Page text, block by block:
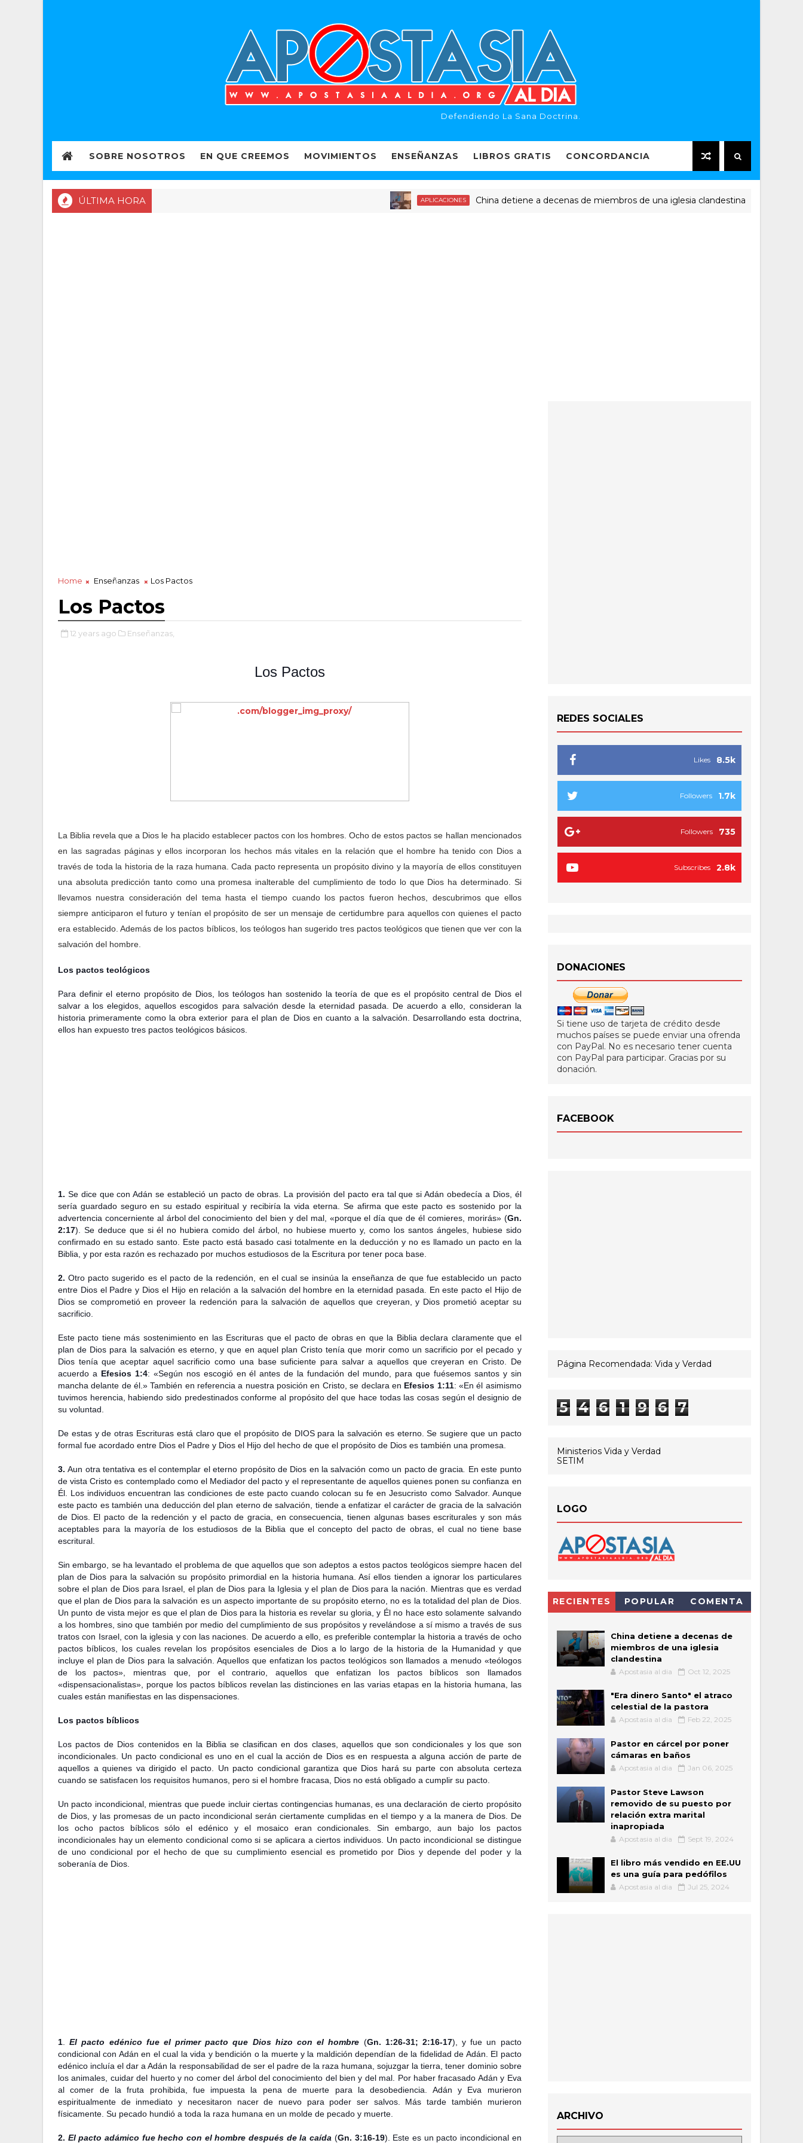
Defendiendo La Sana Doctrina.
SOBRE NOSOTROS EN QUE CREEMOS MOVIMIENTOS ENSEÑANZAS LIBROS GRATIS CONCORDANCIA
ÚLTIMA HORA APLICACIONES China detiene a decenas de miembros de una iglesia clandestina
Home Enseñanzas Los Pactos
Los Pactos
12 years ago Enseñanzas,
Los Pactos
La Biblia revela que a Dios le ha placido establecer pactos con los hombres. Ocho de estos pactos se hallan mencionados
en las sagradas páginas y ellos incorporan los hechos más vitales en la relación que el hombre ha tenido con Dios a
través de toda la historia de la raza humana. Cada pacto representa un propósito divino y la mayoría de ellos constituyen
una absoluta predicción tanto como una promesa inalterable del cumplimiento de todo lo que Dios ha determinado. Si
llevamos nuestra consideración del tema hasta el tiempo cuando los pactos fueron hechos, descubrimos que ellos
siempre anticiparon el futuro y tenían el propósito de ser un mensaje de certidumbre para aquellos con quienes el pacto
era establecido. Además de los pactos bíblicos, los teólogos han sugerido tres pactos teológicos que tienen que ver con la
salvación del hombre.
Los pactos teológicos
Para definir el eterno propósito de Dios, los teólogos han sostenido la teoría de que es el propósito central de Dios el
salvar a los elegidos, aquellos escogidos para salvación desde la eternidad pasada. De acuerdo a ello, consideran la
historia primeramente como la obra exterior para el plan de Dios en cuanto a la salvación. Desarrollando esta doctrina,
ellos han expuesto tres pactos teológicos básicos.
1. Se dice que con Adán se estableció un pacto de obras.
La provisión del pacto era tal que si Adán obedecía a Dios, él
sería guardado seguro en su estado espiritual y recibiría la vida eterna. Se afirma que este pacto es sostenido por la
advertencia concerniente al árbol del conocimiento del bien y del mal, «porque el día que de él comieres, morirás» (Gn.
2:17). Se deduce que si él no hubiera comido del árbol, no hubiese muerto y, como los santos ángeles, hubiese sido
confirmado en su estado santo. Este pacto está basado casi totalmente en la deducción y no es llamado un pacto en la
Biblia, y por esta razón es rechazado por muchos estudiosos de la Escritura por tener poca base.
2. Otro pacto sugerido es el pacto de la redención, en el cual se insinúa la enseñanza de que fue establecido un pacto
entre Dios el Padre y Dios el Hijo en relación a la salvación del hombre en la eternidad pasada.
En este pacto el Hijo de
Dios se comprometió en proveer la redención para la salvación de aquellos que creyeran, y Dios prometió aceptar su
sacrificio.
Este pacto tiene más sostenimiento en las Escrituras que el pacto de obras en que la Biblia declara claramente que el
plan de Dios para la salvación es eterno, y que en aquel plan Cristo tenía que morir como un sacrificio por el pecado y
Dios tenía que aceptar aquel sacrificio como una base suficiente para salvar a aquellos que creyeran en Cristo. De
acuerdo a Efesios 1:4: «Según nos escogió en él antes de la fundación del mundo, para que fuésemos santos y sin
mancha delante de él.» También en referencia a nuestra posición en Cristo, se declara en Efesios 1:11: «En él asimismo
tuvimos herencia, habiendo sido predestinados conforme al propósito del que hace todas las cosas según el designio de
su voluntad.
De estas y de otras Escrituras está claro que el propósito de DIOS para la salvación es eterno. Se sugiere que un pacto
formal fue acordado entre Dios el Padre y Dios el Hijo del hecho de que el propósito de Dios es también una promesa.
3. Aun otra tentativa es el contemplar el eterno propósito de Dios en la salvación como un pacto de gracia
En este punto
de vista Cristo es contemplado como el Mediador del pacto y el representante de aquellos quienes ponen su confianza en
Él. Los individuos encuentran las condiciones de este pacto cuando colocan su fe en Jesucristo como Salvador. Aunque
este pacto es también una deducción del plan eterno de salvación, tiende a enfatizar el carácter de gracia de la salvación
de Dios. El pacto de la redención y el pacto de gracia, en consecuencia, tienen algunas bases escriturales y son más
aceptables para la mayoría de los estudiosos de la Biblia que el concepto del pacto de obras, el cual no tiene base
escritural.
Sin embargo, se ha levantado el problema de que aquellos que son adeptos a estos pactos teológicos siempre hacen del
plan de Dios para la salvación su propósito primordial en la historia humana. Así ellos tienden a ignorar los particulares
sobre el plan de Dios para Israel, el plan de Dios para la Iglesia y el plan de Dios para la nación. Mientras que es verdad
que el plan de Dios para la salvación es un aspecto importante de su propósito eterno, no es la totalidad del plan de Dios.
Un punto de vista mejor es que el plan de Dios para la historia es revelar su gloria, y Él no hace esto solamente salvando
a los hombres, sino que también por medio del cumplimiento de sus propósitos y revelándose a sí mismo a través de sus
tratos con Israel, con la iglesia y con las naciones. De acuerdo a ello, es preferible contemplar la historia a través de ocho
pactos bíblicos, los cuales revelan los propósitos esenciales de Dios a lo largo de la historia de la Humanidad y que
incluye el plan de Dios para la salvación. Aquellos que enfatizan los pactos teológicos son llamados a menudo «teólogos
de los pactos», mientras que, por el contrario, aquellos que enfatizan los pactos bíblicos son llamados
«dispensacionalistas», porque los pactos bíblicos revelan las distinciones en las varias etapas en la historia humana, las
cuales están manifiestas en las dispensaciones.
Los pactos bíblicos
Los pactos de Dios contenidos en la Biblia se clasifican en dos clases, aquellos que son condicionales y los que son
incondicionales. Un pacto condicional es uno en el cual la acción de Dios es en respuesta a alguna acción de parte de
aquellos a quienes va dirigido el pacto. Un pacto condicional garantiza que Dios hará su parte con absoluta certeza
cuando se satisfacen los requisitos humanos, pero si el hombre fracasa, Dios no está obligado a cumplir su pacto.
Un pacto incondicional, mientras que puede incluir ciertas contingencias humanas, es una declaración de cierto propósito
de Dios, y las promesas de un pacto incondicional serán ciertamente cumplidas en el tiempo y a la manera de Dios. De
los ocho pactos bíblicos sólo el edénico y el mosaico eran condicionales. Sin embargo, aun bajo los pactos
incondicionales hay un elemento condicional como si se aplicara a ciertos individuos. Un pacto incondicional se distingue
de uno condicional por el hecho de que su cumplimiento esencial es prometido por Dios y depende del poder y la
soberanía de Dios.
1 .El pacto edénico fue el primer pacto que Dios hizo con el hombre (Gn. 1:26-31; 2:16-17), y fue un pacto
condicional con Adán en el cual la vida y bendición o la muerte y la maldición dependían de la fidelidad de Adán. El pacto
edénico incluía el dar a Adán la responsabilidad de ser el padre de la raza humana, sojuzgar la tierra, tener dominio sobre
los animales, cuidar del huerto y no comer del árbol del conocimiento del bien y del mal. Por haber fracasado Adán y Eva
al comer de la fruta prohibida, fue impuesta la pena de muerte para la desobediencia. Adán y Eva murieron
espiritualmente de inmediato y necesitaron nacer de nuevo para poder ser salvos. Más tarde también murieron
físicamente. Su pecado hundió a toda la raza humana en un molde de pecado y muerte.
2. El pacto adámico fue hecho con el hombre después de la caída (Gn. 3:16-19). Este es un pacto incondicional en
REDES SOCIALES
8.5k
Likes
1.7k
Followers
735
Followers
2.8k
Subscribes
DONACIONES
Si tiene uso de tarjeta de crédito desde
muchos países se puede enviar una ofrenda
con PayPal. No es necesario tener cuenta
con PayPal para participar. Gracias por su
donación.
FACEBOOK
Página Recomendada: Vida y Verdad
5 4 6 1 9 6 7
Ministerios Vida y Verdad
SETIM
LOGO
RECIENTES POPULAR COMENTA
China detiene a decenas de
miembros de una iglesia
clandestina
Apostasia al dia Oct 12, 2025
"Era dinero Santo" el atraco
celestial de la pastora
Apostasia al dia Feb 22, 2025
Pastor en cárcel por poner
cámaras en baños
Apostasia al dia Jan 06, 2025
Pastor Steve Lawson
removido de su puesto por
relación extra marital
inapropiada
Apostasia al dia Sept 19, 2024
El libro más vendido en EE.UU
es una guía para pedófilos
Apostasia al dia Jul 25, 2024
ARCHIVO